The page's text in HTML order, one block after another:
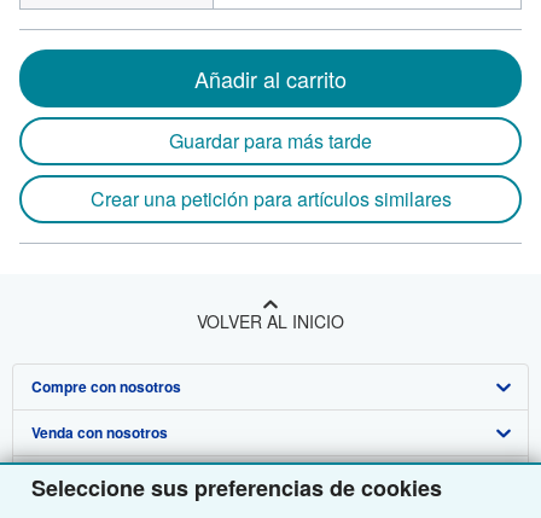
Seleccione sus preferencias de cookies
Añadir al carrito
Guardar para más tarde
Crear una petición para artículos similares
VOLVER AL INICIO
Compre con nosotros
Búsqueda avanzada
Colecciones
Venda con nosotros
Comenzar a vender
Sobre nosotros